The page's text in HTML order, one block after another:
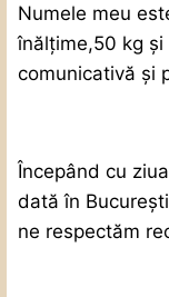
Numele meu
înălțime,50 kg
comunicativă și
Începând cu
dată în
ne respectăm